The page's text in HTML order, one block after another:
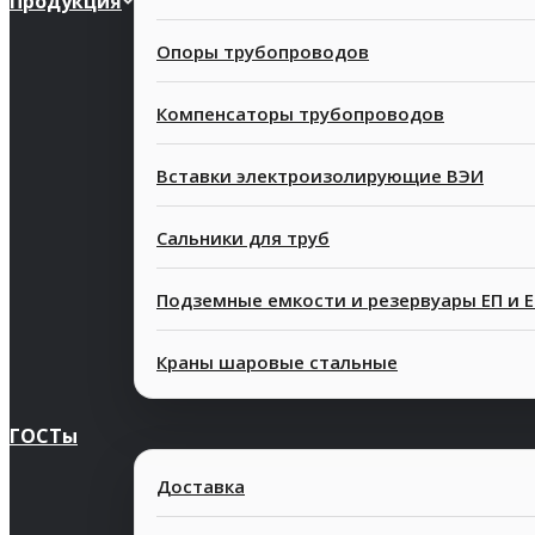
Опоры трубопроводов
Компенсаторы трубопроводов
Вставки электроизолирующие ВЭИ
Сальники для труб
Подземные емкости и резервуары ЕП и
Краны шаровые стальные
ГОСТы
Доставка